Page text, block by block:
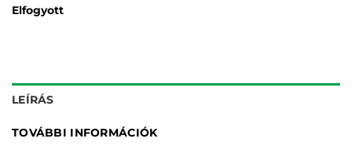
Elfogyott
LEÍRÁS
TOVÁBBI INFORMÁCIÓK